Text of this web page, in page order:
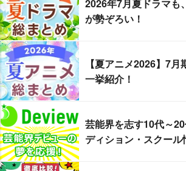
2026年7月夏ドラマも
が勢ぞろい！
【夏アニメ2026】7
一挙紹介！
芸能界を志す10代～
ディション・スクー